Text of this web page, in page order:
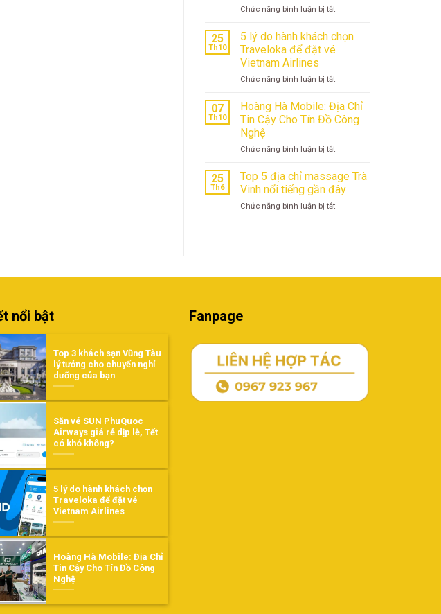
Tàu
tưởng
cho
dưỡng
bạn
Chức năng bình luận bị tắtở
vé
SUN
PhuQuoc
giá
dịp
lễ,
Tết
khó
25
Th10
5 lý do hành khách chọn
Traveloka để đặt vé
Vietnam Airlines
Chức năng bình luận bị tắtở
lý
do
hành
chọn
để
đặt
vé
Vietnam
07
Th10
Hoàng Hà Mobile: Địa Chỉ
Tin Cậy Cho Tín Đồ Công
Nghệ
Chức năng bình luận bị tắtở
Hà
Mobile:
Địa
Chỉ
Công
25
Th6
Top 5 địa chỉ massage Trà
Vinh nổi tiếng gần đây
Chức năng bình luận bị tắtở
Trà
nổi bật
Top 3 khách sạn Vũng Tàu
lý tưởng cho chuyến nghỉ
dưỡng của bạn
Săn vé SUN PhuQuoc
Airways giá rẻ dịp lễ, Tết
có khó không?
5 lý do hành khách chọn
Traveloka để đặt vé
Vietnam Airlines
Hoàng Hà Mobile: Địa Chỉ
Tin Cậy Cho Tín Đồ Công
Nghệ
Fanpage